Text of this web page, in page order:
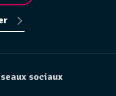
sociaux